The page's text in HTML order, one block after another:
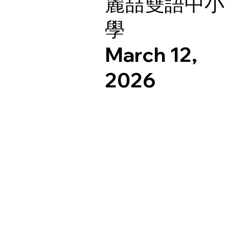
學
March 12,
2026